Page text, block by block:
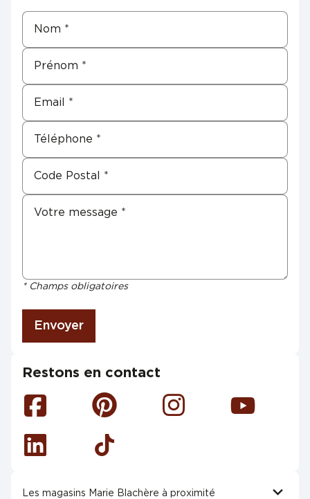
* Champs obligatoires
Envoyer
Restons en contact
Facebook Pinterest Instagram Youtube
Linkedin Tiktok
Les magasins Marie Blachère à proximité